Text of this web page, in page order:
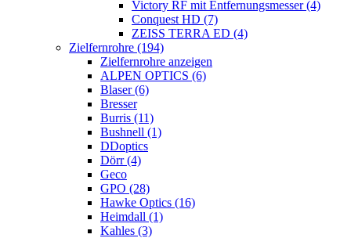
Victory RF mit Entfernungsmesser (4)
Conquest HD (7)
ZEISS TERRA ED (4)
Zielfernrohre (194)
Zielfernrohre anzeigen
ALPEN OPTICS (6)
Blaser (6)
Bresser
Burris (11)
Bushnell (1)
DDoptics
Dörr (4)
Geco
GPO (28)
Hawke Optics (16)
Heimdall (1)
Kahles (3)